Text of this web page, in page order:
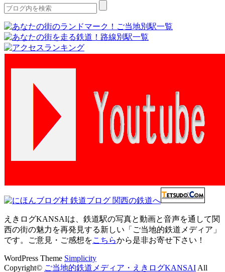
えきログKANSAIは、鉄道駅の写真と動画と音声を通して関
西の街の魅力を再発見する新しい「ご当地的鉄道メディア」
です。ご意見・ご感想をこちらから是非お寄せ下さい！
WordPress Theme Simplicity
Copyright© ご当地的鉄道メディア・えきログKANSAI All